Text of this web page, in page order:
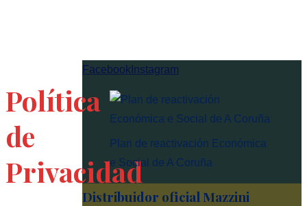
Política
de
Privacidad
Facebook Instagram
Plan de reactivación Económica
e Social de A Coruña
Distribuidor oficial Mazzini